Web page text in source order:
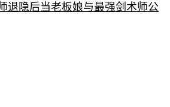
退隐后当老板娘与最强剑术师公